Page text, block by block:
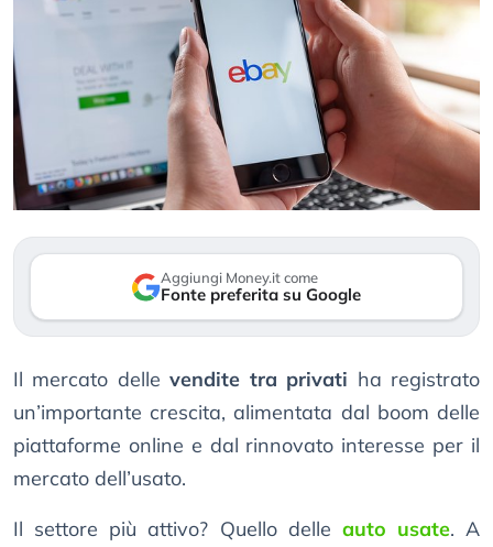
Aggiungi Money.it come
Fonte preferita su Google
Il mercato dellevendite tra privati ha registrato
un’importante crescita, alimentata dal boom delle
piattaforme online e dal rinnovato interesse per il
mercato dell’usato.
Il settore più attivo? Quello delle auto usate. A